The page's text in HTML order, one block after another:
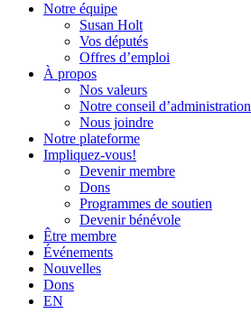
Notre équipe
Susan Holt
Vos députés
Offres d’emploi
À propos
Nos valeurs
Notre conseil d’administration
Nous joindre
Notre plateforme
Impliquez-vous!
Devenir membre
Dons
Programmes de soutien
Devenir bénévole
Être membre
Événements
Nouvelles
Dons
EN